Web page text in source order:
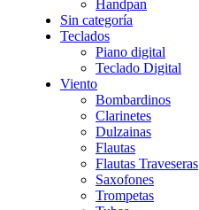
Handpan
Sin categoría
Teclados
Piano digital
Teclado Digital
Viento
Bombardinos
Clarinetes
Dulzainas
Flautas
Flautas Traveseras
Saxofones
Trompetas